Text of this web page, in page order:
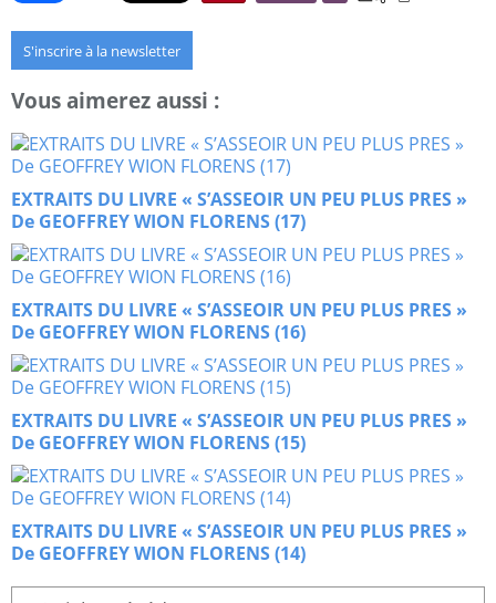
S'inscrire à la newsletter
Vous aimerez aussi :
EXTRAITS DU LIVRE « S’ASSEOIR UN PEU PLUS PRES »
De GEOFFREY WION FLORENS (17)
EXTRAITS DU LIVRE « S’ASSEOIR UN PEU PLUS PRES »
De GEOFFREY WION FLORENS (16)
EXTRAITS DU LIVRE « S’ASSEOIR UN PEU PLUS PRES »
De GEOFFREY WION FLORENS (15)
EXTRAITS DU LIVRE « S’ASSEOIR UN PEU PLUS PRES »
De GEOFFREY WION FLORENS (14)